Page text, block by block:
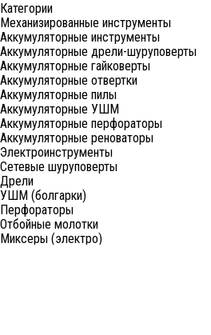
Категории
Механизированные инструменты
Аккумуляторные инструменты
Аккумуляторные дрели-шуруповерты
Аккумуляторные гайковерты
Аккумуляторные отвертки
Аккумуляторные пилы
Аккумуляторные УШМ
Аккумуляторные перфораторы
Аккумуляторные реноваторы
Электроинструменты
Сетевые шуруповерты
Дрели
УШМ (болгарки)
Перфораторы
Отбойные молотки
Миксеры (электро)